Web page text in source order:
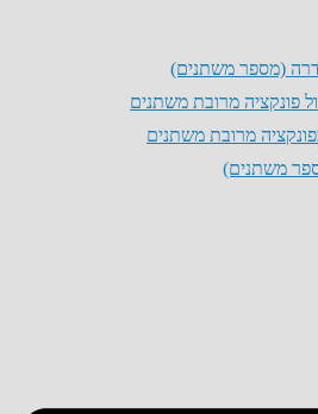
(מספר משתנים)
פונקציה מרובת משתנים
מרובת משתנים
משתנים)